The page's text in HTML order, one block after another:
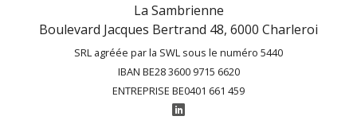
La Sambrienne
Boulevard Jacques Bertrand 48, 6000 Charleroi
SRL agréée par la SWL sous le numéro 5440
IBAN BE28 3600 9715 6620
ENTREPRISE BE0401 661 459